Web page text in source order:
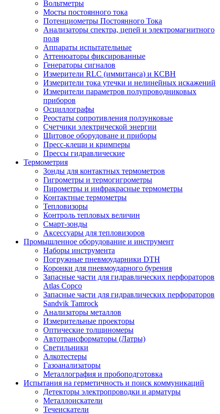
Вольтметры
Мосты постоянного тока
Потенциометры Постоянного Тока
Анализаторы спектра, цепей и электромагнитного
поля
Аппараты испытательные
Аттенюаторы фиксированные
Генераторы сигналов
Измерители RLC (иммитанса) и КСВН
Измерители тока утечки и нелинейных искажений
Измерители параметров полупроводниковых
приборов
Осциллографы
Реостаты сопротивления ползунковые
Счетчики электрической энергии
Щитовое оборудоване и приборы
Пресс-клещи и кримперы
Прессы гидравлические
Термометрия
Зонды для контактных термометров
Гигрометры и термогигрометры
Пирометры и инфракрасные термометры
Контактные термометры
Тепловизоры
Контроль тепловых величин
Смарт-зонды
Аксессуары для тепловизоров
Промышленное оборудование и инструмент
Наборы инструмента
Погружные пневмоударники DTH
Коронки для пневмоударного бурения
Запасные части для гидравлических перфораторов
Atlas Copco
Запасные части для гидравлических перфораторов
Sandvik Tamrock
Анализаторы металлов
Измерительные проекторы
Оптические толщиномеры
Автотрансформаторы (Латры)
Светильники
Алкотестеры
Газоанализаторы
Металлография и пробоподготовка
Испытания на герметичность и поиск коммуникаций
Детекторы электропроводки и арматуры
Металлоискатели
Течеискатели